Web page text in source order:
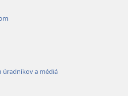
úradníkov a médiá